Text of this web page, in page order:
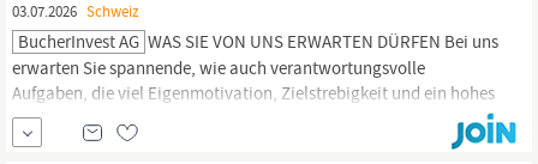
03.07.2026 Schweiz
BucherInvest AG WAS SIE VON UNS ERWARTEN DÜRFEN Bei uns
erwarten Sie spannende, wie auch verantwortungsvolle
Aufgaben, die viel Eigenmotivation, Zielstrebigkeit und ein hohes
Engagement erfordern. Sie können sich die Arbeitseinteilung
selbstständig aufgliedern und profitieren von einem attraktiven